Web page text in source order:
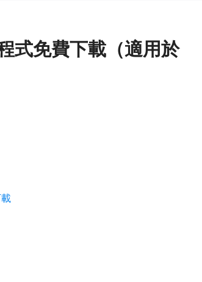
EDB 資料還原 & 修復
式免費下載（適用於